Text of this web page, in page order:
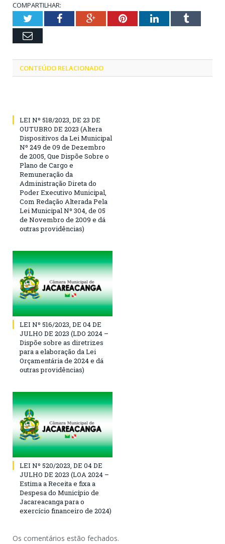
COMPARTILHAR:
TwitterFacebookGoogle+PinterestLinkedInTumblr
Email
CONTEÚDO RELACIONADO
LEI Nº 518/2023, DE 23 DE
OUTUBRO DE 2023 (Altera
Dispositivos da Lei Municipal
Nº 249 de 09 de Dezembro
de 2005, Que Dispõe Sobre o
Plano de Cargo e
Remuneração da
Administração Direta do
Poder Executivo Municipal,
Com Redação Alterada Pela
Lei Municipal Nº 304, de 05
de Novembro de 2009 e dá
outras providências)
LEI Nº 516/2023, DE 04 DE
JULHO DE 2023 (LDO 2024 –
Dispõe sobre as diretrizes
para a elaboração da Lei
Orçamentária de 2024 e dá
outras providências)
LEI Nº 520/2023, DE 04 DE
JULHO DE 2023 (LOA 2024 –
Estima a Receita e fixa a
Despesa do Município de
Jacareacanga para o
exercício financeiro de 2024)
Os comentários estão fechados.